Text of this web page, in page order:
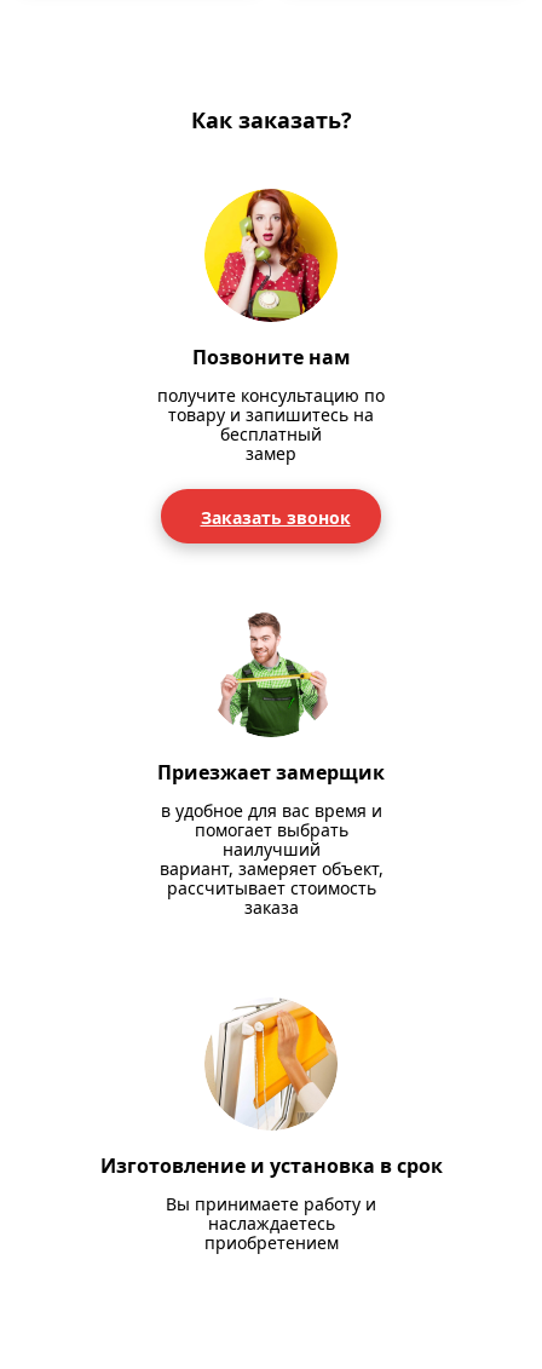
Как заказать?
Позвоните нам
получите консультацию по
товару и запишитесь на
бесплатный
замер
Заказать звонок
Приезжает замерщик
в удобное для вас время и
помогает выбрать
наилучший
вариант, замеряет объект,
рассчитывает стоимость
заказа
Изготовление и установка в срок
Вы принимаете работу и
наслаждаетесь
приобретением